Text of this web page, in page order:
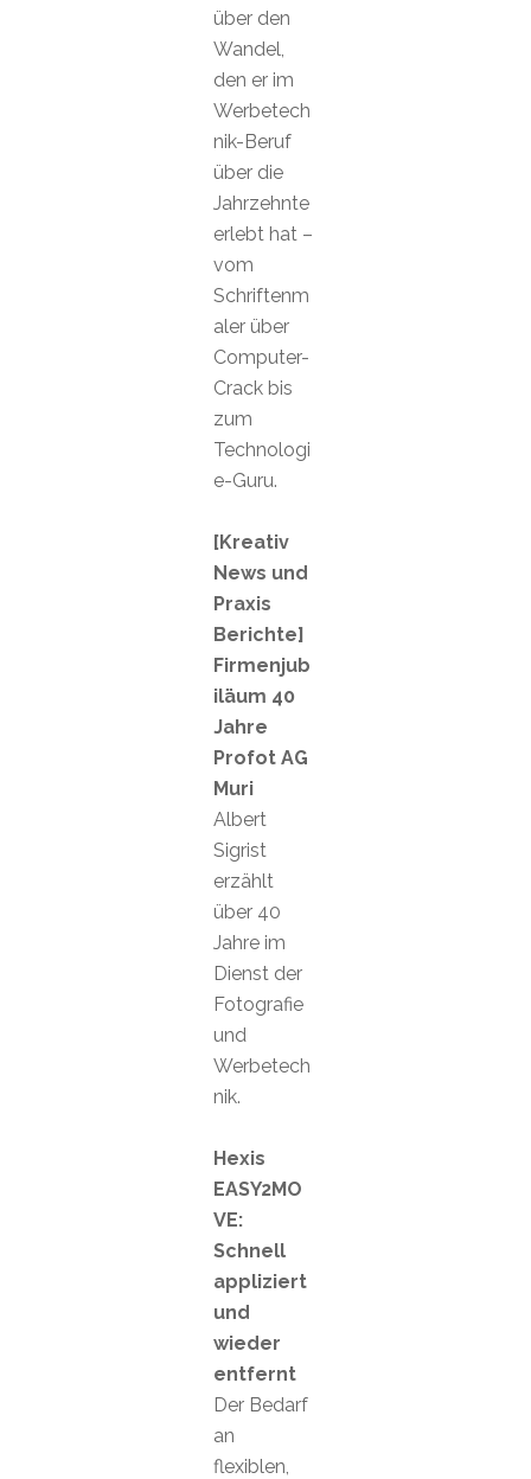
über den
Wandel,
den er im
Werbetech
nik-Beruf
über die
Jahrzehnte
erlebt hat –
vom
Schriftenm
aler über
Computer-
Crack bis
zum
Technologi
e-Guru.
[Kreativ
News und
Praxis
Berichte]
Firmenjub
iläum 40
Jahre
Profot AG
Muri
Albert
Sigrist
erzählt
über 40
Jahre im
Dienst der
Fotografie
und
Werbetech
nik.
Hexis
EASY2MO
VE:
Schnell
appliziert
und
wieder
entfernt
Der Bedarf
an
flexiblen,